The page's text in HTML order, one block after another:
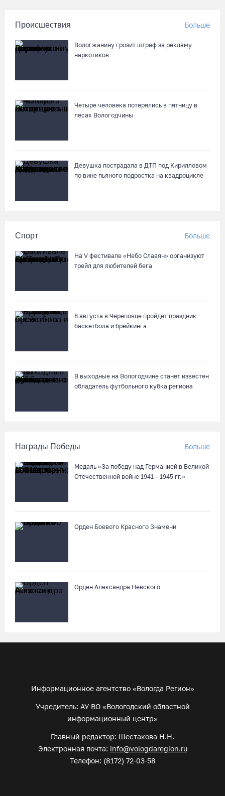
Происшествия Больше
Вологжанину грозит штраф за рекламу
наркотиков
Четыре человека потерялись в пятницу в
лесах Вологодчины
Девушка пострадала в ДТП под Кирилловом
по вине пьяного подростка на квадроцикле
Спорт Больше
На V фестивале «Небо Славян» организуют
трейл для любителей бега
8 августа в Череповце пройдет праздник
баскетбола и брейкинга
В выходные на Вологодчине станет известен
обладатель футбольного кубка региона
Награды Победы Больше
Медаль «За победу над Германией в Великой
Отечественной войне 1941—1945 гг.»
Орден Боевого Красного Знамени
Орден Александра Невского
Информационное агентство «Вологда Регион»
Учредитель: АУ ВО «Вологодский областной
информационный центр»
Главный редактор: Шестакова Н.Н.
Электронная почта: info@vologdaregion.ru
Телефон: (8172) 72-03-58